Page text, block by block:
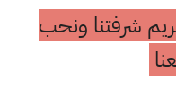
شرفتنا ونحب